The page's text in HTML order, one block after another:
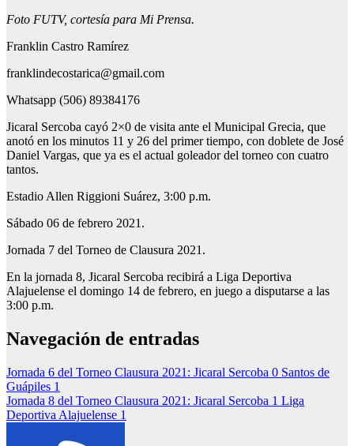
Foto FUTV, cortesía para Mi Prensa.
Franklin Castro Ramírez
franklindecostarica@gmail.com
Whatsapp (506) 89384176
Jicaral Sercoba cayó 2×0 de visita ante el Municipal Grecia, que
anotó en los minutos 11 y 26 del primer tiempo, con doblete de José
Daniel Vargas, que ya es el actual goleador del torneo con cuatro
tantos.
Estadio Allen Riggioni Suárez, 3:00 p.m.
Sábado 06 de febrero 2021.
Jornada 7 del Torneo de Clausura 2021.
En la jornada 8, Jicaral Sercoba recibirá a Liga Deportiva
Alajuelense el domingo 14 de febrero, en juego a disputarse a las
3:00 p.m.
Navegación de entradas
Jornada 6 del Torneo Clausura 2021: Jicaral Sercoba 0 Santos de
Guápiles 1
Jornada 8 del Torneo Clausura 2021: Jicaral Sercoba 1 Liga
Deportiva Alajuelense 1